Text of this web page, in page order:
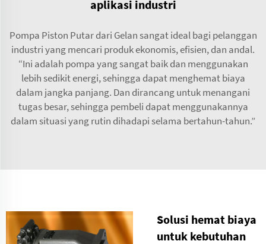
aplikasi industri
Pompa Piston Putar dari Gelan sangat ideal bagi pelanggan
industri yang mencari produk ekonomis, efisien, dan andal.
“Ini adalah pompa yang sangat baik dan menggunakan
lebih sedikit energi, sehingga dapat menghemat biaya
dalam jangka panjang. Dan dirancang untuk menangani
tugas besar, sehingga pembeli dapat menggunakannya
dalam situasi yang rutin dihadapi selama bertahun-tahun.”
Solusi hemat biaya
untuk kebutuhan